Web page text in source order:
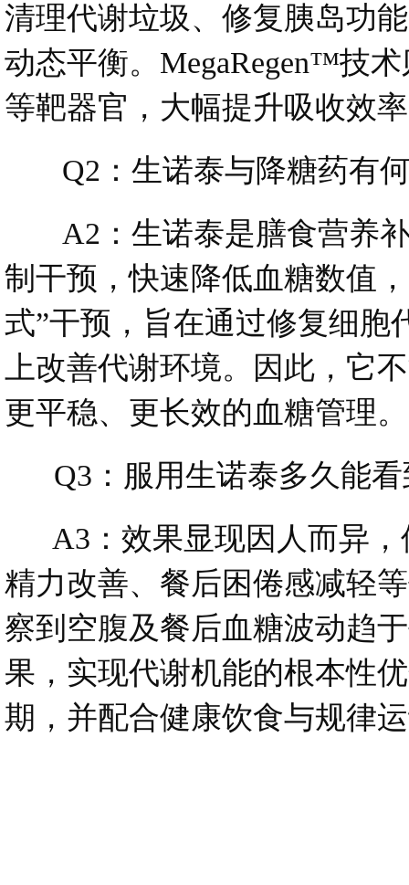
清理代谢垃圾、修复胰岛功
动态平衡。MegaRegen™技
等靶器官，大幅提升吸收效
Q2：生诺泰与降糖药有
A2：生诺泰是膳食营养补
制干预，快速降低血糖数值
式”干预，旨在通过修复细
上改善代谢环境。因此，它
更平稳、更长效的血糖管理。
Q3：服用生诺泰多久能看
A3：效果显现因人而异，
精力改善、餐后困倦感减轻
察到空腹及餐后血糖波动趋
果，实现代谢机能的根本性
期，并配合健康饮食与规律